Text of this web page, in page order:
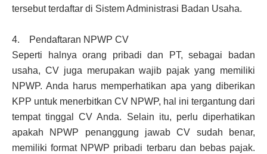
tersebut terdaftar di Sistem Administrasi Badan Usaha.
4. Pendaftaran NPWP CV
Seperti halnya orang pribadi dan PT, sebagai badan
usaha, CV juga merupakan wajib pajak yang memiliki
NPWP. Anda harus memperhatikan apa yang diberikan
KPP untuk menerbitkan CV NPWP, hal ini tergantung dari
tempat tinggal CV Anda. Selain itu, perlu diperhatikan
apakah NPWP penanggung jawab CV sudah benar,
memiliki format NPWP pribadi terbaru dan bebas pajak.